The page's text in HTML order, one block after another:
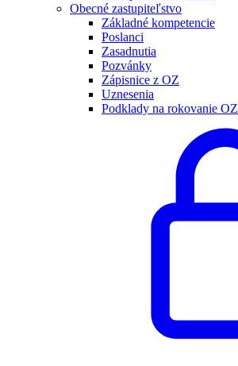
Obecné zastupiteľstvo
Základné kompetencie
Poslanci
Zasadnutia
Pozvánky
Zápisnice z OZ
Uznesenia
Podklady na rokovanie OZ